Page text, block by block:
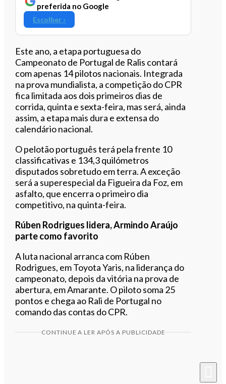
preferida no Google
Escolher ›
Este ano, a etapa portuguesa do
Campeonato de Portugal de Ralis contará
com apenas 14 pilotos nacionais. Integrada
na prova mundialista, a competição do CPR
fica limitada aos dois primeiros dias de
corrida, quinta e sexta-feira, mas será, ainda
assim, a etapa mais dura e extensa do
calendário nacional.
O pelotão português terá pela frente 10
classificativas e 134,3 quilómetros
disputados sobretudo em terra. A exceção
será a superespecial da Figueira da Foz, em
asfalto, que encerra o primeiro dia
competitivo, na quinta-feira.
Rúben Rodrigues lidera, Armindo Araújo
parte como favorito
A luta nacional arranca com Rúben
Rodrigues, em Toyota Yaris, na liderança do
campeonato, depois da vitória na prova de
abertura, em Amarante. O piloto soma 25
pontos e chega ao Rali de Portugal no
comando das contas do CPR.
CONTINUE A LER APÓS A PUBLICIDADE